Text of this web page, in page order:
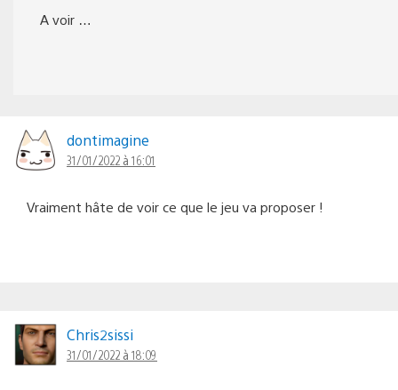
A voir …
dontimagine
31/01/2022 à 16:01
Vraiment hâte de voir ce que le jeu va proposer !
Chris2sissi
31/01/2022 à 18:09